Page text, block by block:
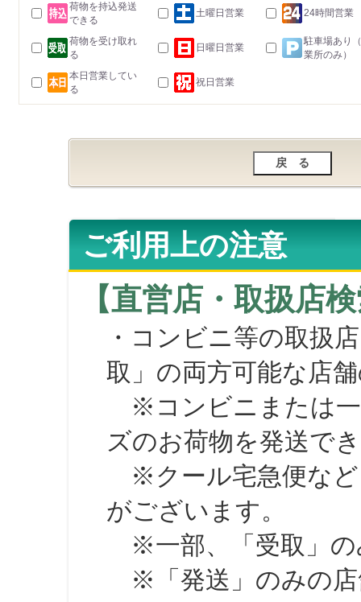
荷物を持込発送
できる
土曜日営業 24時間営業
荷物を受け取れ
る
日曜日営業
駐車場あり
業所のみ）
本日営業してい
る
祝日営業
ご利用上の注意
【直営店・取扱店
・コンビニ等の取扱
取」の両方可能な店
※コンビニまたは一
ズのお荷物を発送で
※クール宅急便など
がございます。
※一部、「受取」の
※「発送」のみの店